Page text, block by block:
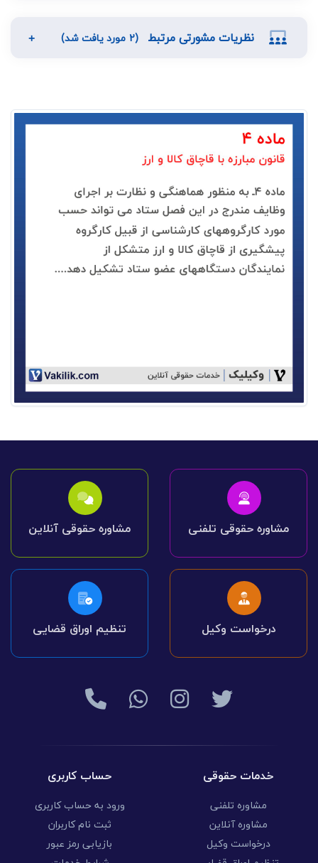
نظریات مشورتی مرتبط (2 مورد یافت شد)
مشاوره حقوقی تلفنی مشاوره حقوقی آنلاین
درخواست وکیل تنظیم اوراق قضایی
خدمات حقوقی
مشاوره تلفنی
مشاوره آنلاین
درخواست وکیل
حساب کاربری
ورود به حساب کاربری
ثبت نام کاربران
بازیابی رمز عبور